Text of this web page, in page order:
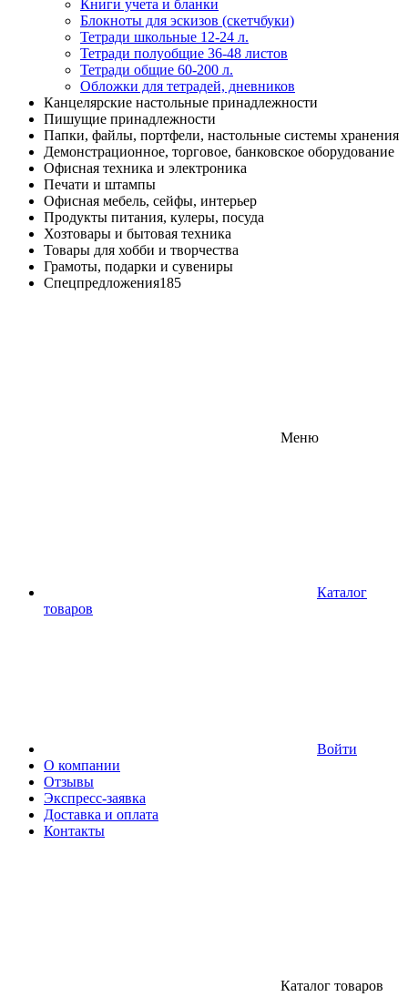
Книги учета и бланки
Блокноты для эскизов (скетчбуки)
Тетради школьные 12-24 л.
Тетради полуобщие 36-48 листов
Тетради общие 60-200 л.
Обложки для тетрадей, дневников
Канцелярские настольные принадлежности
Пишущие принадлежности
Папки, файлы, портфели, настольные системы хранения
Демонстрационное, торговое, банковское оборудование
Офисная техника и электроника
Печати и штампы
Офисная мебель, сейфы, интерьер
Продукты питания, кулеры, посуда
Хозтовары и бытовая техника
Товары для хобби и творчества
Грамоты, подарки и сувениры
Спецпредложения185
Меню
Каталог
товаров
Войти
О компании
Отзывы
Экспресс-заявка
Доставка и оплата
Контакты
Каталог товаров